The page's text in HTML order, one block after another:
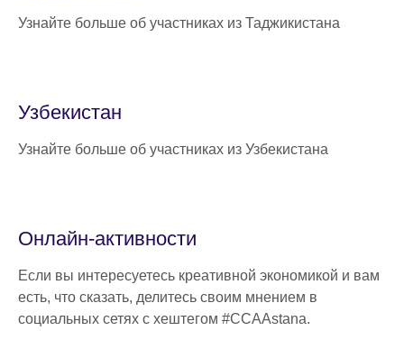
Узнайте больше об участниках из Таджикистана
Узбекистан
Узнайте больше об участниках из Узбекистана
Онлайн-активности
Если вы интересуетесь креативной экономикой и вам
есть, что сказать, делитесь своим мнением в
социальных сетях с хештегом #CCAAstana.